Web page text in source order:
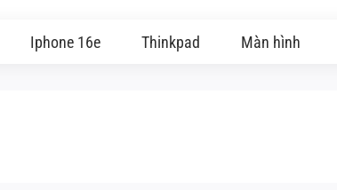
Iphone 16e Thinkpad Màn hình